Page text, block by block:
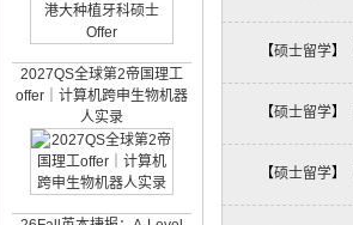
2027QS全球第2帝国理工
offer｜计算机跨申生物机器
人实录
26Fall英本捷报：A-Level
【硕士留学】
【硕士留学】
【硕士留学】